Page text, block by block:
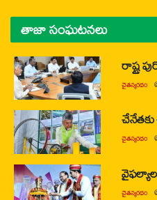
తాజా సంఘటనలు
రాష్ట్ర
చైతన్యరధం
చైతన్యరధం
చైతన్యరధం